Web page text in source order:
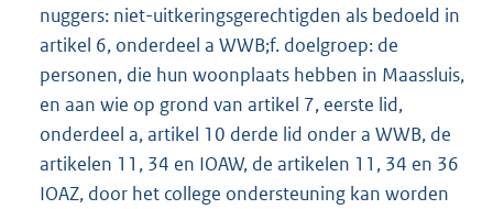
nuggers: niet-uitkeringsgerechtigden als bedoeld in
artikel 6, onderdeel a WWB;f. doelgroep: de
personen, die hun woonplaats hebben in Maassluis,
en aan wie op grond van artikel 7, eerste lid,
onderdeel a, artikel 10 derde lid onder a WWB, de
artikelen 11, 34 en IOAW, de artikelen 11, 34 en 36
IOAZ, door het college ondersteuning kan worden